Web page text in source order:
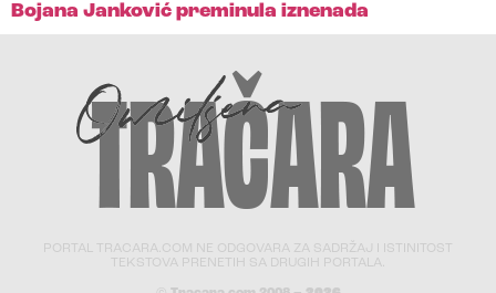
Bojana Janković preminula iznenada
PORTAL TRACARA.COM NE ODGOVARA ZA SADRŽAJ I ISTINITOST
TEKSTOVA PRENETIH SA DRUGIH PORTALA.